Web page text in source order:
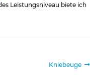
Leistungsniveau biete ich
Nächster
Kniebeuge